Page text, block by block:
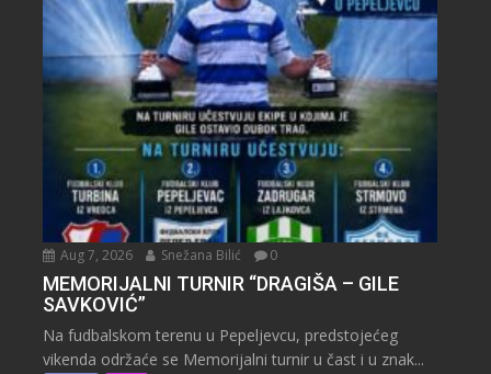
Aug 7, 2026 Snežana Bilić 0
MEMORIJALNI TURNIR “DRAGIŠA – GILE
SAVKOVIĆ”
Na fudbalskom terenu u Pepeljevcu, predstojećeg
vikenda održaće se Memorijalni turnir u čast i u znak...